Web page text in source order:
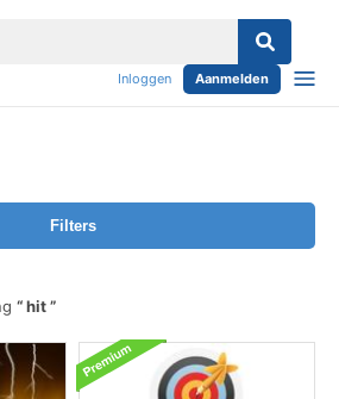
Inloggen Aanmelden
Filters
hit